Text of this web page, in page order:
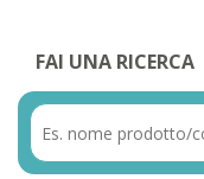
FAI UNA RICERCA